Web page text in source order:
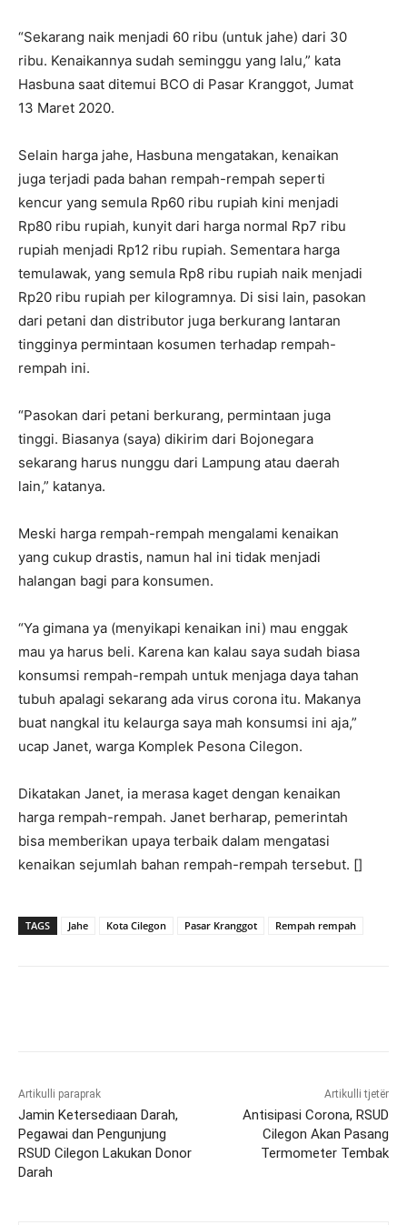
“Sekarang naik menjadi 60 ribu (untuk jahe) dari 30
ribu. Kenaikannya sudah seminggu yang lalu,” kata
Hasbuna saat ditemui BCO di Pasar Kranggot, Jumat
13 Maret 2020.
Selain harga jahe, Hasbuna mengatakan, kenaikan
juga terjadi pada bahan rempah-rempah seperti
kencur yang semula Rp60 ribu rupiah kini menjadi
Rp80 ribu rupiah, kunyit dari harga normal Rp7 ribu
rupiah menjadi Rp12 ribu rupiah. Sementara harga
temulawak, yang semula Rp8 ribu rupiah naik menjadi
Rp20 ribu rupiah per kilogramnya. Di sisi lain, pasokan
dari petani dan distributor juga berkurang lantaran
tingginya permintaan kosumen terhadap rempah-
rempah ini.
“Pasokan dari petani berkurang, permintaan juga
tinggi. Biasanya (saya) dikirim dari Bojonegara
sekarang harus nunggu dari Lampung atau daerah
lain,” katanya.
Meski harga rempah-rempah mengalami kenaikan
yang cukup drastis, namun hal ini tidak menjadi
halangan bagi para konsumen.
“Ya gimana ya (menyikapi kenaikan ini) mau enggak
mau ya harus beli. Karena kan kalau saya sudah biasa
konsumsi rempah-rempah untuk menjaga daya tahan
tubuh apalagi sekarang ada virus corona itu. Makanya
buat nangkal itu kelaurga saya mah konsumsi ini aja,”
ucap Janet, warga Komplek Pesona Cilegon.
Dikatakan Janet, ia merasa kaget dengan kenaikan
harga rempah-rempah. Janet berharap, pemerintah
bisa memberikan upaya terbaik dalam mengatasi
kenaikan sejumlah bahan rempah-rempah tersebut. []
TAGS Jahe Kota Cilegon Pasar Kranggot Rempah rempah
Artikulli paraprak
Jamin Ketersediaan Darah,
Pegawai dan Pengunjung
RSUD Cilegon Lakukan Donor
Darah
Artikulli tjetër
Antisipasi Corona, RSUD
Cilegon Akan Pasang
Termometer Tembak